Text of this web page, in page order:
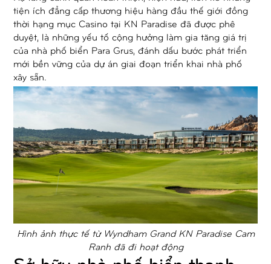
tiện ích đẳng cấp thương hiệu hàng đầu thế giới đồng
thời hạng mục Casino tại KN Paradise đã được phê
duyệt, là những yếu tố cộng hưởng làm gia tăng giá trị
của nhà phố biển Para Grus, đánh dấu bước phát triển
mới bền vững của dự án giai đoạn triển khai nhà phố
xây sẵn.
Hình ảnh thực tế từ Wyndham Grand KN Paradise Cam
Ranh đã đi hoạt động